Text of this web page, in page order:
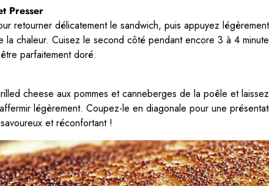
Presser
retourner délicatement le sandwich, puis appuyez
la chaleur. Cuisez le second côté pendant encore 3 à 4
parfaitement doré.
cheese aux pommes et canneberges de la poêle et
légèrement. Coupez-le en diagonale pour une
et réconfortant !